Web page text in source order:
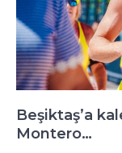
Beşiktaş’a
Montero…